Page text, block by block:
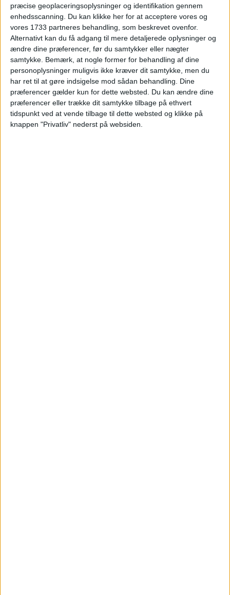
præcise geoplaceringsoplysninger og identifikation gennem
enhedsscanning. Du kan klikke her for at acceptere vores og
vores 1733 partneres behandling, som beskrevet ovenfor.
Alternativt kan du få adgang til mere detaljerede oplysninger og
ændre dine præferencer, før du samtykker eller nægter
samtykke. Bemærk, at nogle former for behandling af dine
personoplysninger muligvis ikke kræver dit samtykke, men du
har ret til at gøre indsigelse mod sådan behandling. Dine
præferencer gælder kun for dette websted. Du kan ændre dine
præferencer eller trække dit samtykke tilbage på ethvert
tidspunkt ved at vende tilbage til dette websted og klikke på
knappen "Privatliv" nederst på websiden.
Ryd valg Vis fly Vis hotel
PRISOVERSIGT